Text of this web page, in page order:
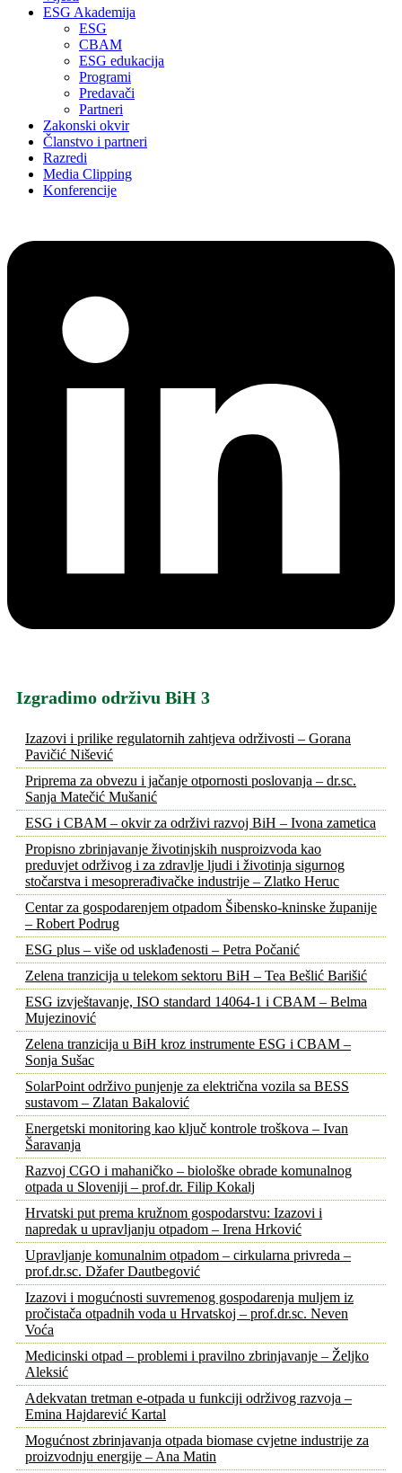
ESG Akademija
ESG
CBAM
ESG edukacija
Programi
Predavači
Partneri
Zakonski okvir
Članstvo i partneri
Razredi
Media Clipping
Konferencije
Izgradimo održivu BiH 3
Izazovi i prilike regulatornih zahtjeva održivosti – Gorana
Pavičić Nišević
Priprema za obvezu i jačanje otpornosti poslovanja – dr.sc.
Sanja Matečić Mušanić
ESG i CBAM – okvir za održivi razvoj BiH – Ivona zametica
Propisno zbrinjavanje životinjskih nusproizvoda kao
preduvjet održivog i za zdravlje ljudi i životinja sigurnog
stočarstva i mesoprerađivačke industrije – Zlatko Heruc
Centar za gospodarenjem otpadom Šibensko-kninske županije
– Robert Podrug
ESG plus – više od usklađenosti – Petra Počanić
Zelena tranzicija u telekom sektoru BiH – Tea Bešlić Barišić
ESG izvještavanje, ISO standard 14064-1 i CBAM – Belma
Mujezinović
Zelena tranzicija u BiH kroz instrumente ESG i CBAM –
Sonja Sušac
SolarPoint održivo punjenje za električna vozila sa BESS
sustavom – Zlatan Bakalović
Energetski monitoring kao ključ kontrole troškova – Ivan
Šaravanja
Razvoj CGO i mahaničko – biološke obrade komunalnog
otpada u Sloveniji – prof.dr. Filip Kokalj
Hrvatski put prema kružnom gospodarstvu: Izazovi i
napredak u upravljanju otpadom – Irena Hrković
Upravljanje komunalnim otpadom – cirkularna privreda –
prof.dr.sc. Džafer Dautbegović
Izazovi i mogućnosti suvremenog gospodarenja muljem iz
pročistača otpadnih voda u Hrvatskoj – prof.dr.sc. Neven
Voća
Medicinski otpad – problemi i pravilno zbrinjavanje – Željko
Aleksić
Adekvatan tretman e-otpada u funkciji održivog razvoja –
Emina Hajdarević Kartal
Mogućnost zbrinjavanja otpada biomase cvjetne industrije za
proizvodnju energije – Ana Matin